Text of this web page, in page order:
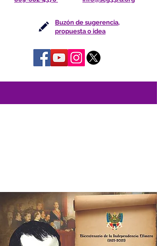
Buzón de sugerencia,
propuesta o idea